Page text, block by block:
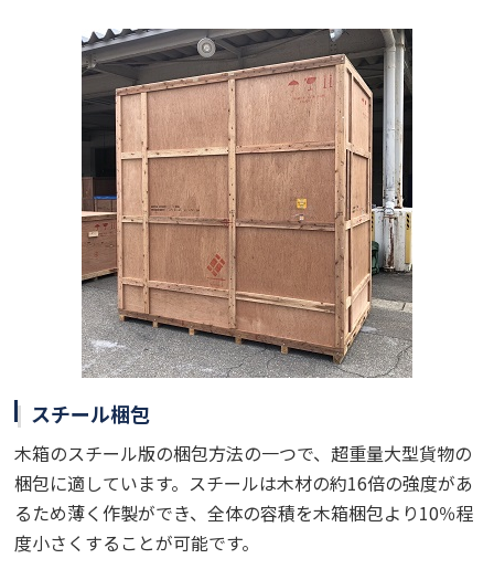
スチール梱包
木箱のスチール版の梱包方法の一つで、超重量大型貨物の
梱包に適しています。スチールは木材の約16倍の強度があ
るため薄く作製ができ、全体の容積を木箱梱包より10％程
度小さくすることが可能です。